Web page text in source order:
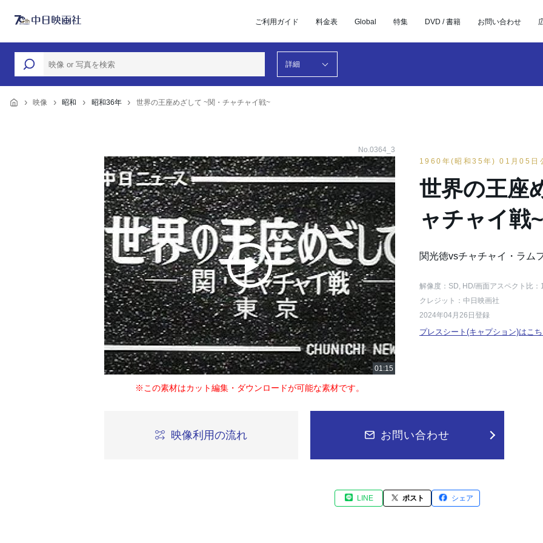
ご利用ガイド 料金表 Global 特集 DVD / 書籍 お問い合わせ
詳細
映像 昭和 昭和36年 世界の王座めざして ~関・チャチャイ戦~
No.0364_3
※この素材はカット編集・ダウンロードが可能な素材です。
1960年(昭和35年) 01月05日
世界の王座
ャチャイ戦~
関光徳vsチャチャイ・ラム
解像度：SD, HD/画面アスペクト比：
クレジット：中日映画社
2024年04月26日登録
プレスシート(キャプション)はこち
映像利用の流れ お問い合わせ
LINE ポスト シェア